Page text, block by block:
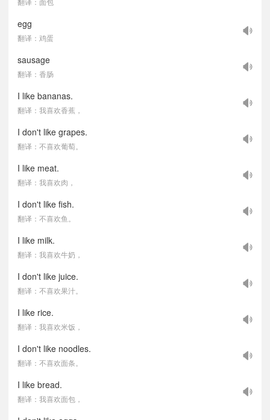
egg
翻译：鸡蛋
sausage
翻译：香肠
I like bananas.
翻译：我喜欢香蕉，
I don't like grapes.
翻译：不喜欢葡萄。
I like meat.
翻译：我喜欢肉，
I don't like fish.
翻译：不喜欢鱼。
I like milk.
翻译：我喜欢牛奶，
I don't like juice.
翻译：不喜欢果汁。
I like rice.
翻译：我喜欢米饭，
I don't like noodles.
翻译：不喜欢面条。
I like bread.
翻译：我喜欢面包，